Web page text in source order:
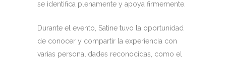
se identifica plenamente y apoya firmemente.
Durante el evento, Satine tuvo la oportunidad
de conocer y compartir la experiencia con
varias personalidades reconocidas, como el